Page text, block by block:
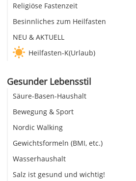
Religiöse Fastenzeit
Besinnliches zum Heilfasten
NEU & AKTUELL
Heilfasten-K(Urlaub)
Gesunder Lebensstil
Säure-Basen-Haushalt
Bewegung & Sport
Nordic Walking
Gewichtsformeln (BMI, etc.)
Wasserhaushalt
Salz ist gesund und wichtig!